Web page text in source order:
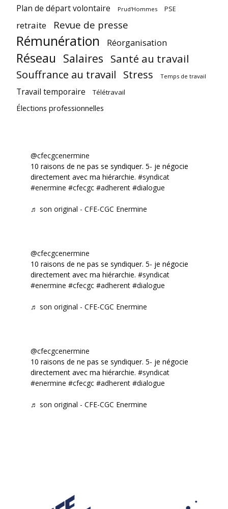
Plan de départ volontaire Prud'Hommes PSE
retraite Revue de presse
Rémunération Réorganisation
Réseau Salaires Santé au travail
Souffrance au travail Stress Temps de travail
Travail temporaire Télétravail
Élections professionnelles
@cfecgcenermine
10 raisons de ne pas se syndiquer. 5- je négocie
directement avec ma hiérarchie. #syndicat
#enermine #cfecgc #adherent #dialogue
♬ son original - CFE-CGC Enermine
@cfecgcenermine
10 raisons de ne pas se syndiquer. 5- je négocie
directement avec ma hiérarchie. #syndicat
#enermine #cfecgc #adherent #dialogue
♬ son original - CFE-CGC Enermine
@cfecgcenermine
10 raisons de ne pas se syndiquer. 5- je négocie
directement avec ma hiérarchie. #syndicat
#enermine #cfecgc #adherent #dialogue
♬ son original - CFE-CGC Enermine